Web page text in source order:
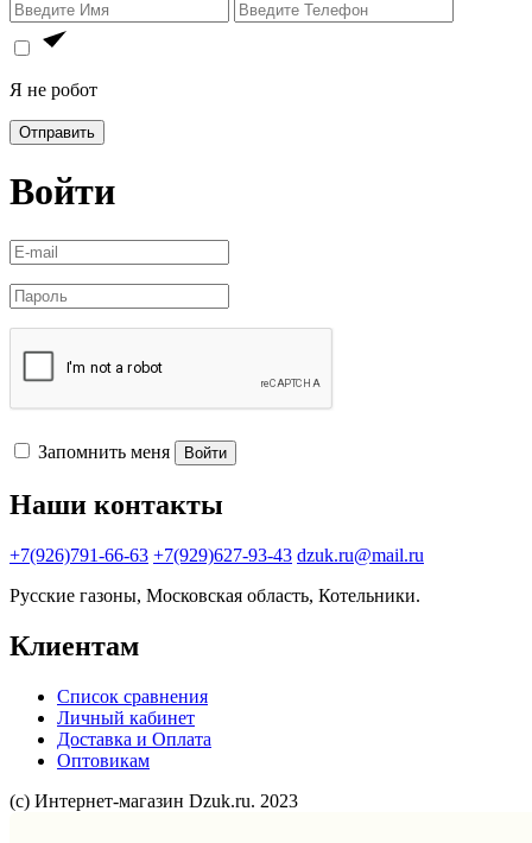
Я не робот
Отправить
Войти
Запомнить меня Войти
Наши контакты
+7(926)791-66-63 +7(929)627-93-43 dzuk.ru@mail.ru
Русские газоны, Московская область, Котельники.
Клиентам
Список сравнения
Личный кабинет
Доставка и Оплата
Оптовикам
(с) Интернет-магазин Dzuk.ru. 2023